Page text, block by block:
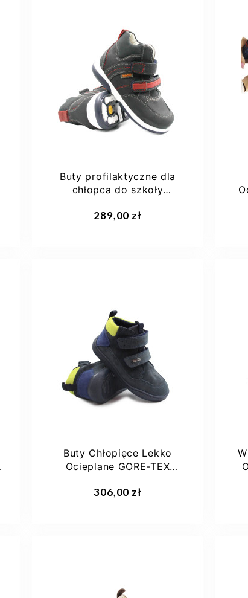
Buty profilaktyczne dla
chłopca do szkoły
289,00 zł
25 27
Buty Chłopięce Lekko
Ocieplane GORE-TEX
306,00 zł